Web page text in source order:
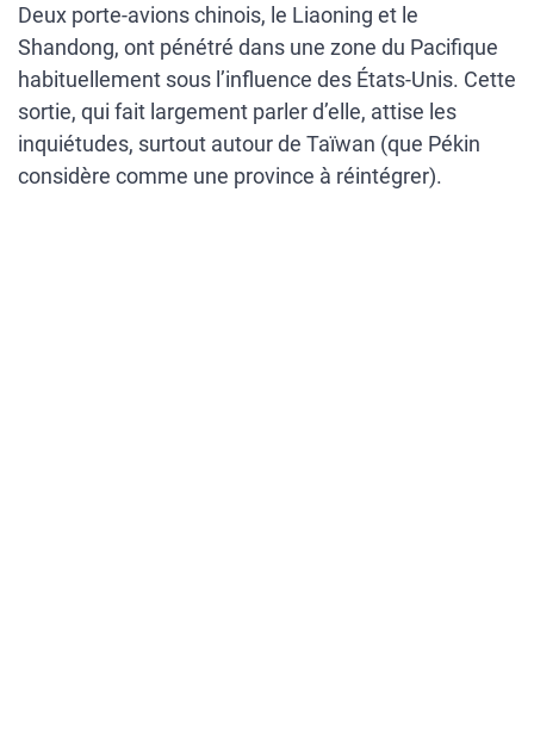
Deux porte-avions chinois, le Liaoning et le
Shandong, ont pénétré dans une zone du Pacifique
habituellement sous l’influence des États-Unis. Cette
sortie, qui fait largement parler d’elle, attise les
inquiétudes, surtout autour de Taïwan (que Pékin
considère comme une province à réintégrer).